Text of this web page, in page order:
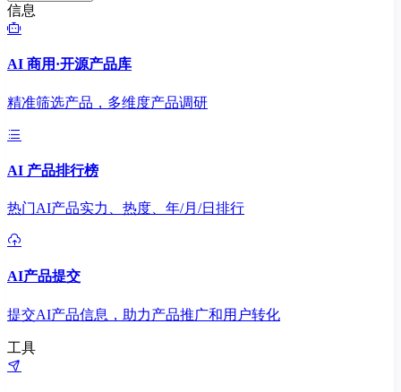
信息
AI 商用·开源产品库
精准筛选产品，多维度产品调研
AI 产品排行榜
热门AI产品实力、热度、年/月/日排行
AI产品提交
提交AI产品信息，助力产品推广和用户转化
工具